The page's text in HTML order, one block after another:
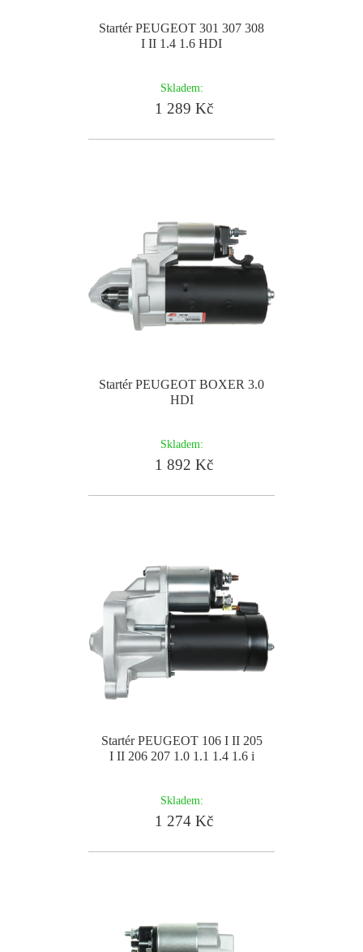
Startér PEUGEOT 301 307 308
I II 1.4 1.6 HDI
Skladem:
1 289 Kč
Startér PEUGEOT BOXER 3.0
HDI
Skladem:
1 892 Kč
Startér PEUGEOT 106 I II 205
I II 206 207 1.0 1.1 1.4 1.6 i
Skladem:
1 274 Kč